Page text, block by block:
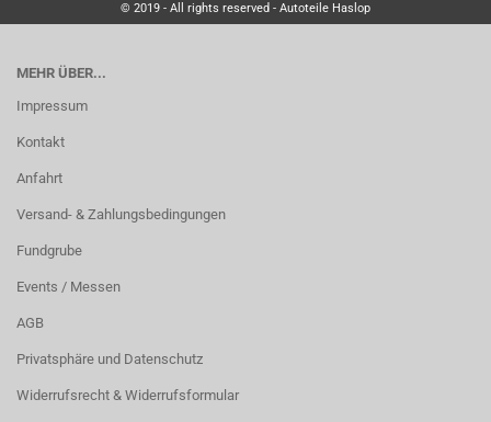
© 2019 - All rights reserved - Autoteile Haslop
MEHR ÜBER...
Impressum
Kontakt
Anfahrt
Versand- & Zahlungsbedingungen
Fundgrube
Events / Messen
AGB
Privatsphäre und Datenschutz
Widerrufsrecht & Widerrufsformular